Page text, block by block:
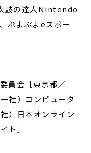
鼓の達人Nintendo
ぷよぷよeスポー
員会［東京都／
社）コンピュータ
）日本オンライン
ト］